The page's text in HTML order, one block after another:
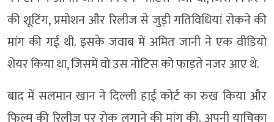
की शूटिंग, प्रमोशन और रिलीज से जुड़ी गतिविधियां रोकने की
मांग की गई थी. इसके जवाब में अमित जानी ने एक वीडियो
शेयर किया था, जिसमें वो उस नोटिस को फाड़ते नजर आए थे.
बाद में सलमान खान ने दिल्ली हाई कोर्ट का रुख किया और